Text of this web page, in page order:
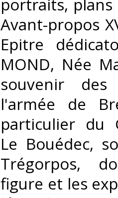
portraits,
Avant-propos
Epitre
MOND, Née
souvenir
l'armée de
particulier du
Le Bouédec,
Trégorpos,
figure et les